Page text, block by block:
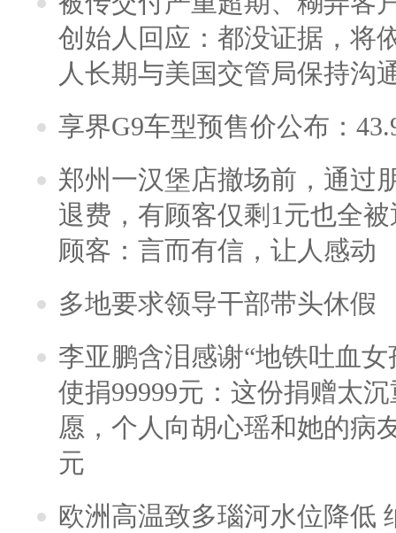
创始人回应：都没证据，将
人长期与美国交管局保持沟
享界G9车型预售价公布：
郑州一汉堡店撤场前，通过
退费，有顾客仅剩1元也全
顾客：言而有信，让人感动
多地要求领导干部带头休假
李亚鹏含泪感谢“地铁吐血
使捐99999元：这份捐赠太
愿，个人向胡心瑶和她的病
元
欧洲高温致多瑙河水位降低